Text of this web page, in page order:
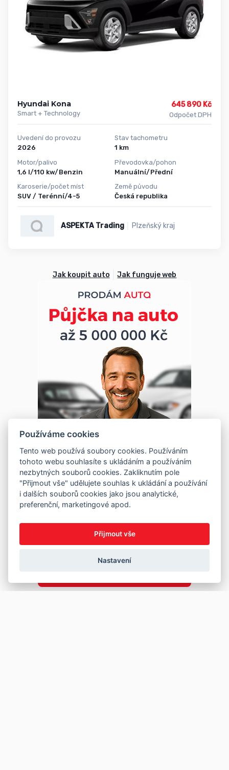
Hyundai Kona
Smart + Technology
645 890 Kč
Odpočet DPH
Uvedení do provozu
2026
Motor/palivo
1,6 l/110 kw/Benzin
Karoserie/počet míst
SUV / Terénní/4-5
Stav tachometru
1 km
Převodovka/pohon
Manuální/Přední
Země původu
Česká republika
ASPEKTA Trading Plzeňský kraj
Jak koupit auto Jak funguje web
Používáme cookies
Tento web používá soubory cookies. Používáním
tohoto webu souhlasíte s ukládáním a používáním
nezbytných souborů cookies. Zakliknutím pole
"Přijmout vše" udělujete souhlas k ukládání a používání
i dalších souborů cookies jako jsou analytické,
preferenční, marketingové apod.
Přijmout vše
Nastavení